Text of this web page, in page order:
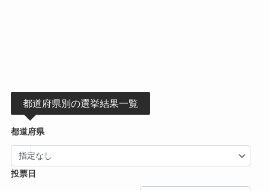
都道府県別の選挙結果一覧
都道府県
投票日